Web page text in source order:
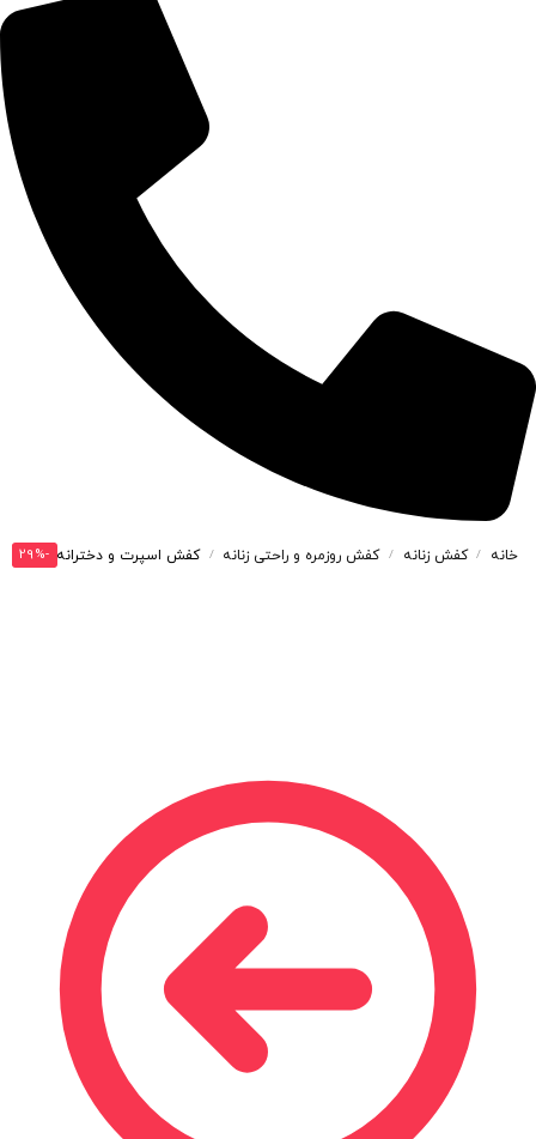
خانه / کفش زنانه / کفش روزمره و راحتی زنانه / کفش اسپرت و دخترانه مدل ونس فشیون ستاره رنگ سفید سرمه ای کد M2106
-29%